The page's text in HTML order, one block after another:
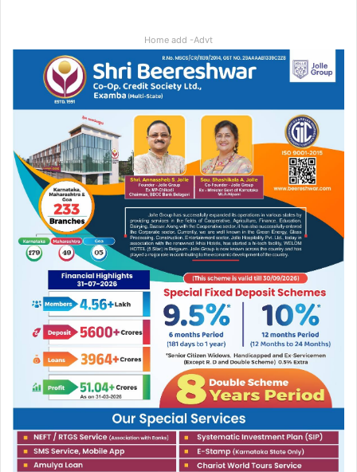
Home add -Advt